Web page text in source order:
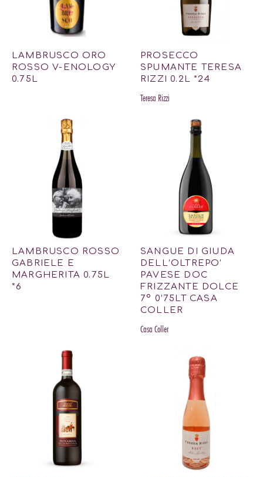
LAMBRUSCO ORO
ROSSO V-ENOLOGY
0.75L
PROSECCO
SPUMANTE TERESA
RIZZI 0.2L *24
Teresa Rizzi
LAMBRUSCO ROSSO
GABRIELE E
MARGHERITA 0.75L
*6
SANGUE DI GIUDA
DELL’OLTREPO’
PAVESE DOC
FRIZZANTE DOLCE
7º 0’75LT CASA
COLLER
Casa Coller